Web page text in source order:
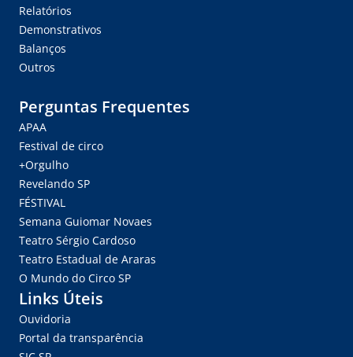
Relatórios
Demonstrativos
Balanços
Outros
Perguntas Frequentes
APAA
Festival de circo
+Orgulho
Revelando SP
FÉSTIVAL
Semana Guiomar Novaes
Teatro Sérgio Cardoso
Teatro Estadual de Araras
O Mundo do Circo SP
Links Úteis
Ouvidoria
Portal da transparência